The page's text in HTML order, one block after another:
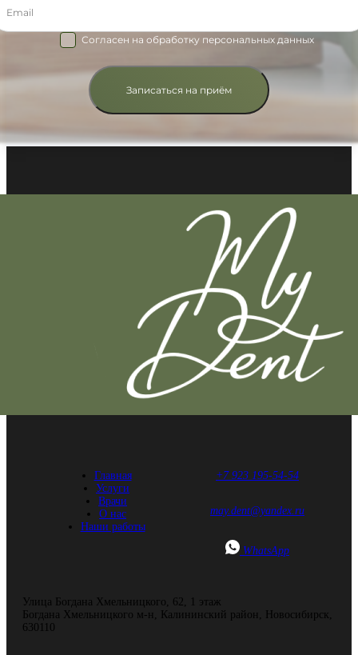
Согласен на обработку персональных данных
Записаться на приём
Главная
Услуги
Врачи
О нас
Наши работы
+7 923 195-54-54
may.dent@yandex.ru
WhatsApp
Улица Богдана Хмельницкого, 62, ​1 этаж
Богдана Хмельницкого м-н, Калининский район, Новосибирск,
630110